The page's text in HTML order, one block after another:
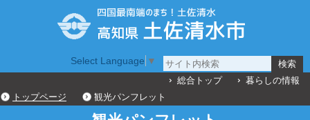
Select Language ▼
総合トップ
暮らしの情報
トップページ
観光パンフレット